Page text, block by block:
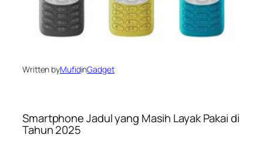
Written byMufidinGadget
Smartphone Jadul yang Masih Layak Pakai di
Tahun 2025